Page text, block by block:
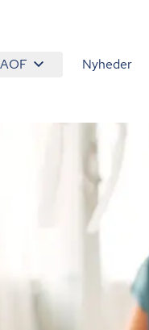
Nyheder
1.990 kr.